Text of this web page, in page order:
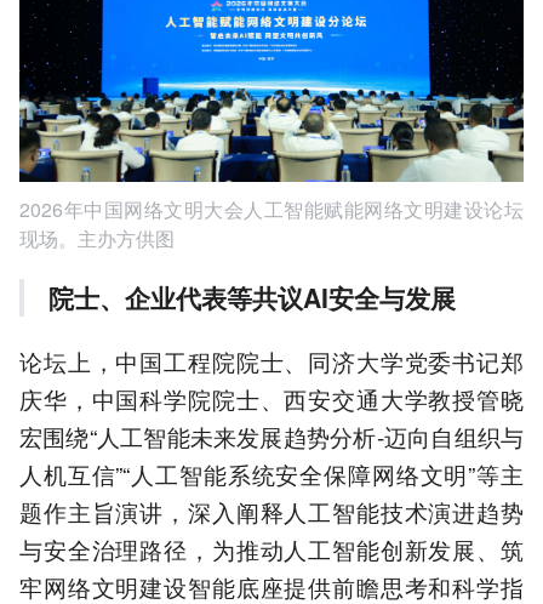
2026年中国网络文明大会人工智能赋能网络文明建设论坛
现场。主办方供图
院士、企业代表等共议AI安全与发展
论坛上，中国工程院院士、同济大学党委书记郑
庆华，中国科学院院士、西安交通大学教授管晓
宏围绕“人工智能未来发展趋势分析-迈向自组织与
人机互信”“人工智能系统安全保障网络文明”等主
题作主旨演讲，深入阐释人工智能技术演进趋势
与安全治理路径，为推动人工智能创新发展、筑
牢网络文明建设智能底座提供前瞻思考和科学指